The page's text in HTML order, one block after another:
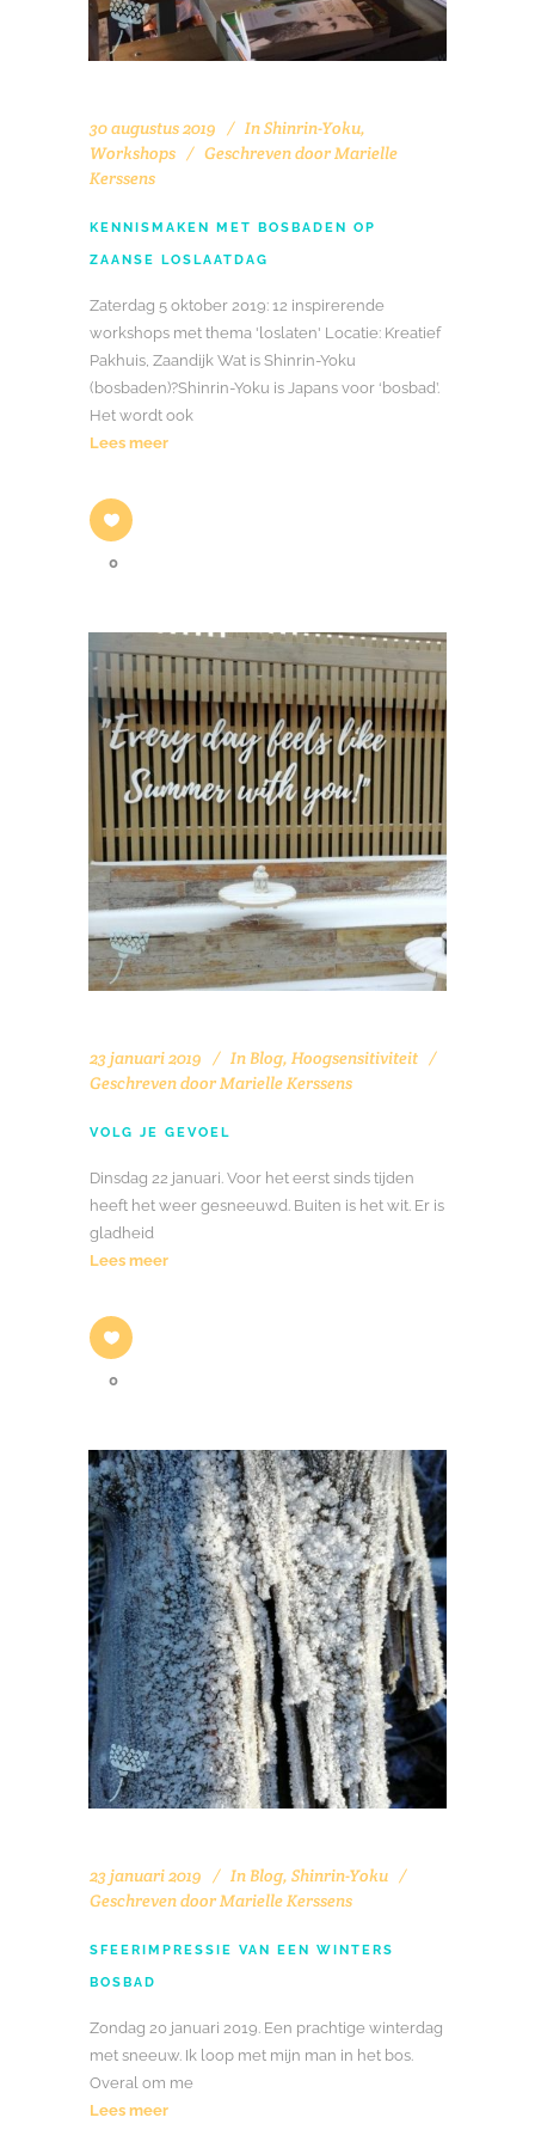
30 augustus 2019 InShinrin-Yoku,
Workshops
Geschreven doorMarielle
Kerssens
KENNISMAKEN MET BOSBADEN OP
ZAANSE LOSLAATDAG
Zaterdag 5 oktober 2019: 12 inspirerende
workshops met thema 'loslaten' Locatie: Kreatief
Pakhuis, Zaandijk Wat is Shinrin-Yoku
(bosbaden)?Shinrin-Yoku is Japans voor ‘bosbad’.
Het wordt ook
Lees meer
0
23 januari 2019 In Blog, Hoogsensitiviteit
Geschreven doorMarielle Kerssens
VOLG JE GEVOEL
Dinsdag 22 januari. Voor het eerst sinds tijden
heeft het weer gesneeuwd. Buiten is het wit. Er is
gladheid
Lees meer
0
23 januari 2019 In Blog, Shinrin-Yoku
Geschreven doorMarielle Kerssens
SFEERIMPRESSIE VAN EEN WINTERS
BOSBAD
Zondag 20 januari 2019. Een prachtige winterdag
met sneeuw. Ik loop met mijn man in het bos.
Overal om me
Lees meer